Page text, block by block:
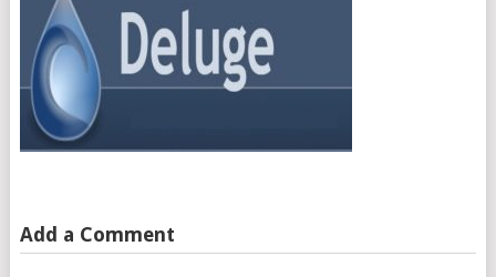
Add a Comment